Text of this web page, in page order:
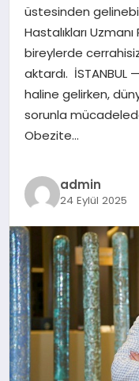
EĞITIM
üstesinden
Hastalıkları
bireylerde
aktardı. İSTANBUL
haline gelirken,
sorunla
Obezite…
admin
24 Eylül 2025